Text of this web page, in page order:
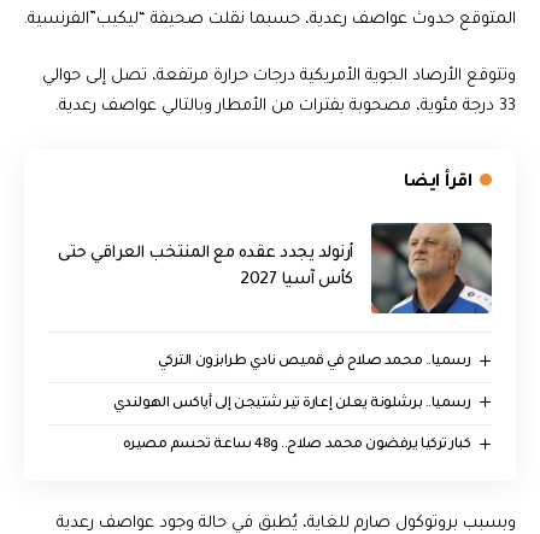
المتوقع حدوث عواصف رعدية، حسبما نقلت صحيفة “ليكيب”الفرنسية.
وتتوقع الأرصاد الجوية الأمريكية درجات حرارة مرتفعة، تصل إلى حوالي
33 درجة مئوية، مصحوبة بفترات من الأمطار وبالتالي عواصف رعدية.
اقرأ ايضا
أرنولد يجدد عقده مع المنتخب العراقي حتى
كأس آسيا 2027
رسميا.. محمد صلاح في قميص نادي طرابزون التركي
رسميا.. برشلونة يعلن إعارة تير شتيجن إلى أياكس الهولندي
كبار تركيا يرفضون محمد صلاح.. و48 ساعة تحسم مصيره
وبسبب بروتوكول صارم للغاية، يُطبق في حالة وجود عواصف رعدية